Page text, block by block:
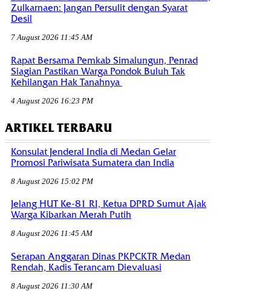
Zulkarnaen: Jangan Persulit dengan Syarat
Desil
7 August 2026 11:45 AM
Rapat Bersama Pemkab Simalungun, Penrad
Siagian Pastikan Warga Pondok Buluh Tak
Kehilangan Hak Tanahnya
4 August 2026 16:23 PM
ARTIKEL TERBARU
Konsulat Jenderal India di Medan Gelar
Promosi Pariwisata Sumatera dan India
8 August 2026 15:02 PM
Jelang HUT Ke-81 RI, Ketua DPRD Sumut Ajak
Warga Kibarkan Merah Putih
8 August 2026 11:45 AM
Serapan Anggaran Dinas PKPCKTR Medan
Rendah, Kadis Terancam Dievaluasi
8 August 2026 11:30 AM